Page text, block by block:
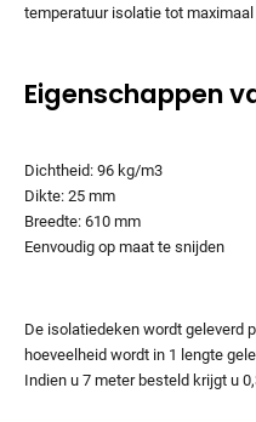
temperatuur isolatie tot maximaal
Eigenschappen
Dichtheid: 96 kg/m3
Dikte: 25 mm
Breedte: 610 mm
Eenvoudig op maat te snijden
De isolatiedeken wordt geleverd
hoeveelheid wordt in 1 lengte
Indien u 7 meter besteld krijgt u